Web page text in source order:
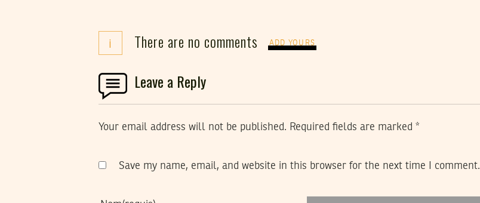
i There are no comments ADD YOURS
Leave a Reply
Your email address will not be published. Required fields are marked*
Save my name, email, and website in this browser for the next time I comment.